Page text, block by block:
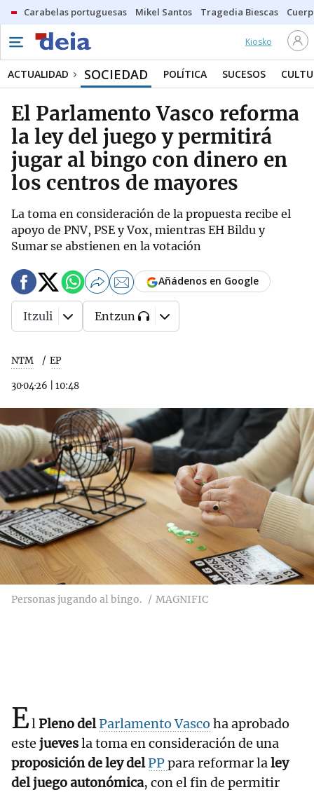
Carabelas portuguesas Mikel Santos Tragedia Biescas
Kiosko
ACTUALIDAD SOCIEDAD POLÍTICA SUCESOS
El Parlamento Vasco reforma
la ley del juego y permitirá
jugar al bingo con dinero en
los centros de mayores
La toma en consideración de la propuesta recibe el
apoyo de PNV, PSE y Vox, mientras EH Bildu y
Sumar se abstienen en la votación
NTM EP
30·04·26 10:48
Añádenos en Google
Itzuli Entzun
Personas jugando al bingo. MAGNIFIC
ElPleno delParlamento Vasco ha aprobado
este juevesla toma en consideración de una
proposición de ley delPPpara reformar laley
del juego autonómica, con el fin de permitir